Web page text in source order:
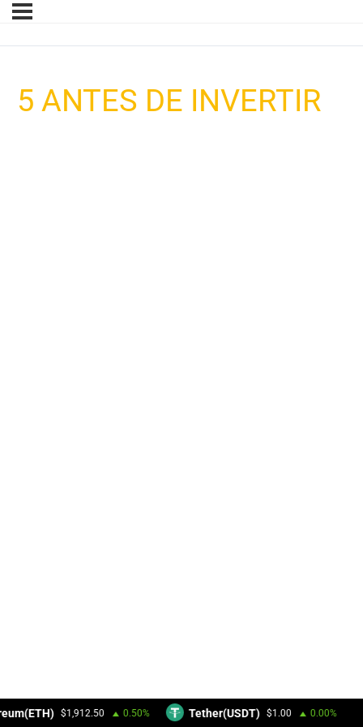
5 ANTES DE INVERTIR
$1,912.50 0.50% Tether(USDT) $1.00 0.00%